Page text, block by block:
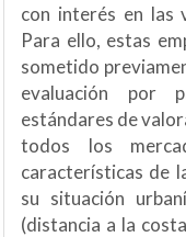
con interés en las
Para ello, estas
sometido
evaluación por
estándares de
todos los
características de
su situación
(distancia a la